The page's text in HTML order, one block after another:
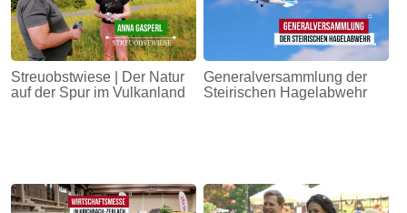
Streuobstwiese | Der Natur
auf der Spur im Vulkanland
Generalversammlung der
Steirischen Hagelabwehr